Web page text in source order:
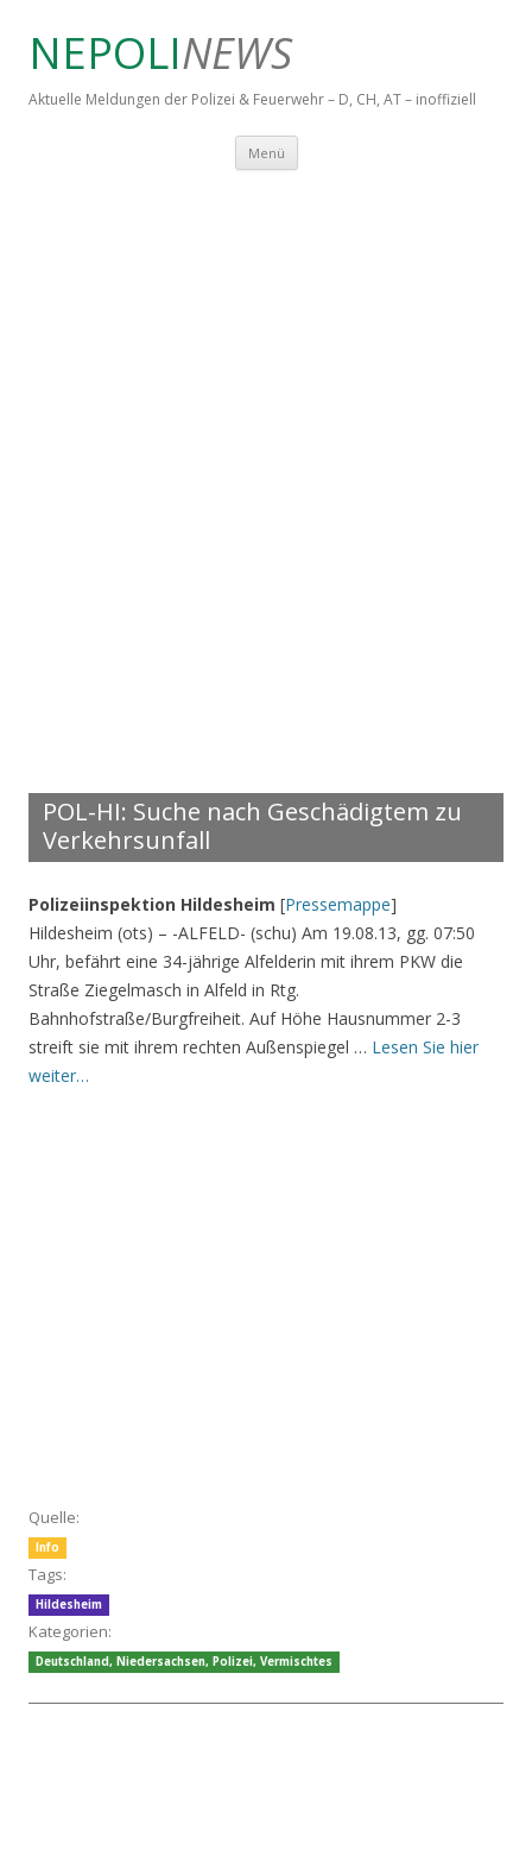
NEPOLINEWS
Aktuelle Meldungen der Polizei & Feuerwehr – D, CH, AT – inoffiziell
Menü Springe zum Inhalt
POL-HI: Suche nach Geschädigtem zu
Verkehrsunfall
Polizeiinspektion Hildesheim [Pressemappe]
Hildesheim (ots) – -ALFELD- (schu) Am 19.08.13, gg. 07:50
Uhr, befährt eine 34-jährige Alfelderin mit ihrem PKW die
Straße Ziegelmasch in Alfeld in Rtg.
Bahnhofstraße/Burgfreiheit. Auf Höhe Hausnummer 2-3
streift sie mit ihrem rechten Außenspiegel … Lesen Sie hier
weiter…
Quelle:
Info
Tags:
Hildesheim
Kategorien:
Deutschland, Niedersachsen, Polizei, Vermischtes